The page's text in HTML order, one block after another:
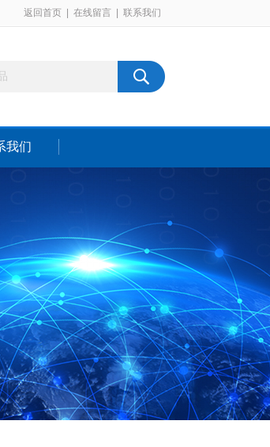
返回首页 在线留言 联系我们
我们